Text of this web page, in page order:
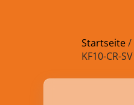
Startseite/
KF10-CR-SV